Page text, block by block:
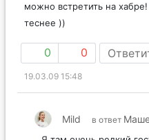
можно встретить на
теснее ))
0 0
19.03.09 15:48
Mild в ответ